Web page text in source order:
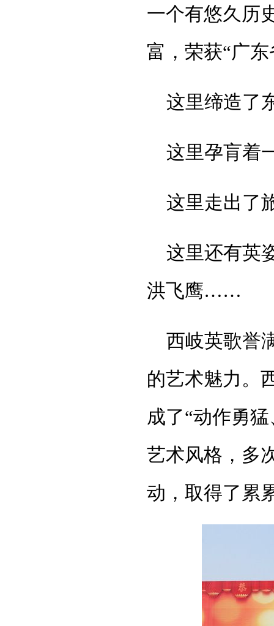
一个有悠久历
富，荣获“广
这里缔造了
这里孕肓着
这里走出了
这里还有英
洪飞鹰……
西岐英歌誉
的艺术魅力。
成了“动作勇
艺术风格，多
动，取得了累